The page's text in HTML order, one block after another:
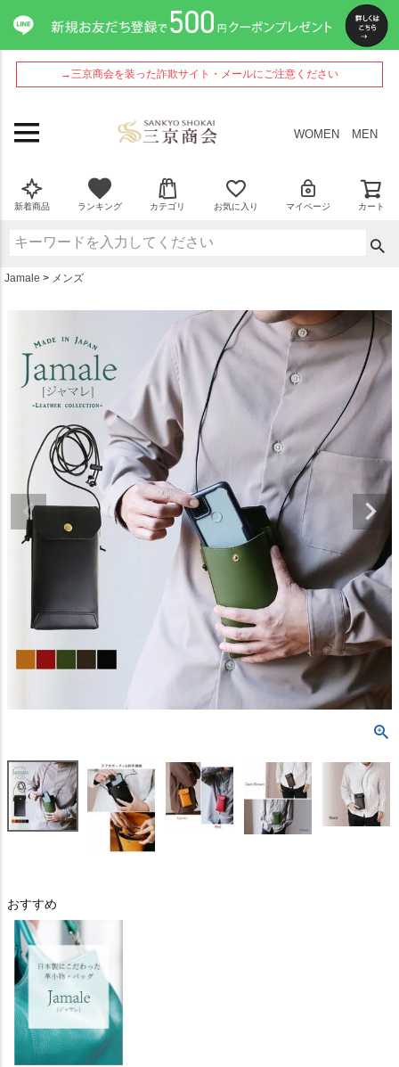
→三京商会を装った詐欺サイト・メールにご注意ください
WOMEN MEN
新着商品 ランキング カテゴリ お気に入り マイページ カート
Jamale メンズ
おすすめ
ペー
ジト
ップ
へ